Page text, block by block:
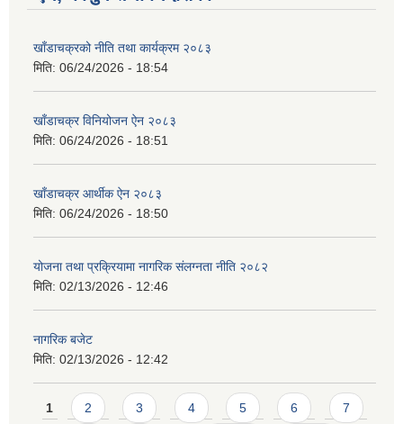
खाँडाचक्रको नीति तथा कार्यक्रम २०८३
मिति: 06/24/2026 - 18:54
खाँडाचक्र विनियोजन ऐन २०८३
मिति: 06/24/2026 - 18:51
खाँडाचक्र आर्थीक ऐन २०८३
मिति: 06/24/2026 - 18:50
योजना तथा प्रक्रियामा नागरिक संलग्नता नीति २०८२
मिति: 02/13/2026 - 12:46
नागरिक बजेट
मिति: 02/13/2026 - 12:42
Pages
1 2 3 4 5 6 7